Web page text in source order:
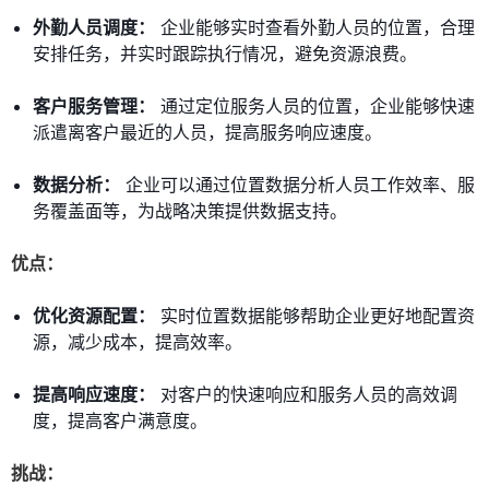
外勤人员调度：
企业能够实时查看外勤人员的位置，合理
安排任务，并实时跟踪执行情况，避免资源浪费。
客户服务管理：
通过定位服务人员的位置，企业能够快速
派遣离客户最近的人员，提高服务响应速度。
数据分析：
企业可以通过位置数据分析人员工作效率、服
务覆盖面等，为战略决策提供数据支持。
优点：
优化资源配置：
实时位置数据能够帮助企业更好地配置资
源，减少成本，提高效率。
提高响应速度：
对客户的快速响应和服务人员的高效调
度，提高客户满意度。
挑战：